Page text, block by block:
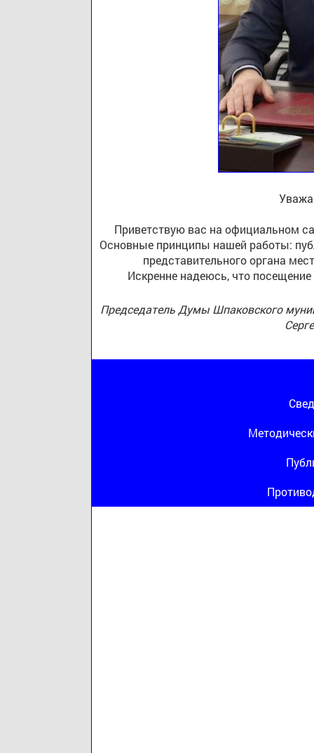
Приветствую вас на официальном
Основные принципы нашей работы:
представительного органа
Искренне надеюсь, что
Председатель Думы Шпаковского